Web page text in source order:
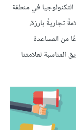
في منطقة
تجاريةً بارزة،
من المساعدة
المناسبة لعلامتنا